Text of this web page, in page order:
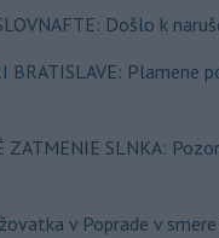
Došlo k
BRATISLAVE: Plamene
ZATMENIE SLNKA:
v Poprade v